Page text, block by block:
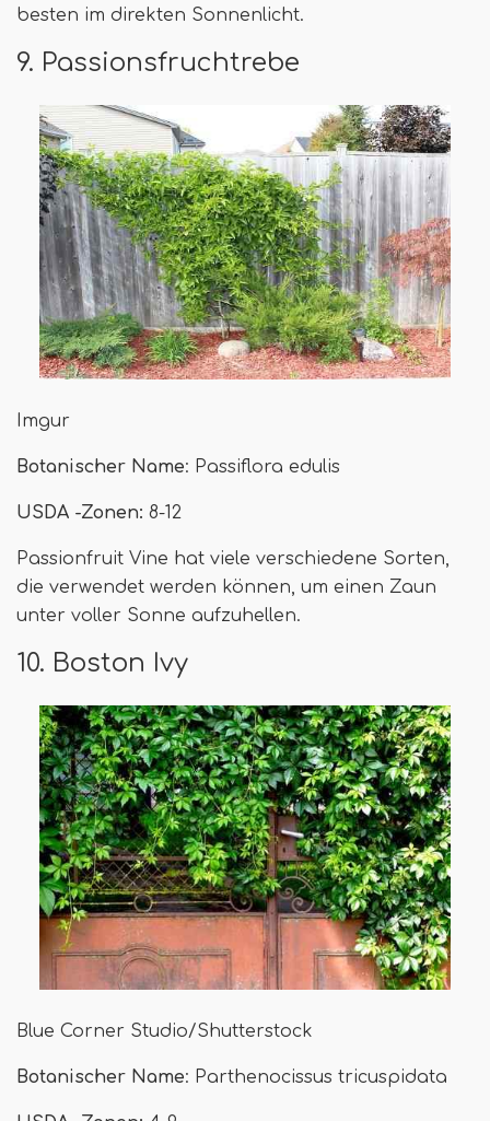
besten im direkten Sonnenlicht.
9. Passionsfruchtrebe
Imgur
Botanischer Name: Passiflora edulis
USDA -Zonen: 8-12
Passionfruit Vine hat viele verschiedene Sorten,
die verwendet werden können, um einen Zaun
unter voller Sonne aufzuhellen.
10. Boston Ivy
Blue Corner Studio/Shutterstock
Botanischer Name: Parthenocissus tricuspidata